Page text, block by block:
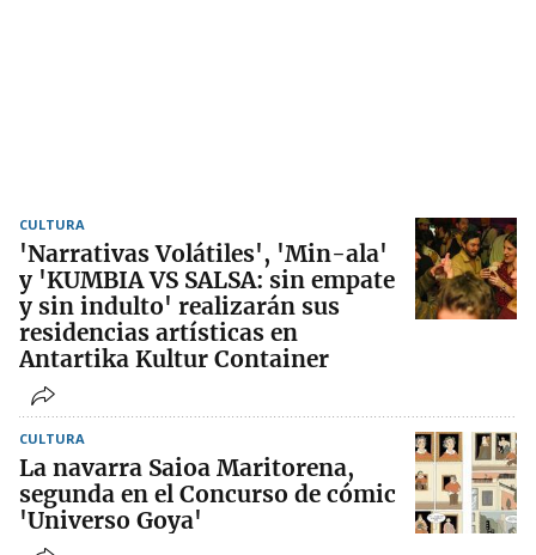
CULTURA
'Narrativas Volátiles', 'Min-ala'
y 'KUMBIA VS SALSA: sin empate
y sin indulto' realizarán sus
residencias artísticas en
Antartika Kultur Container
CULTURA
La navarra Saioa Maritorena,
segunda en el Concurso de cómic
'Universo Goya'